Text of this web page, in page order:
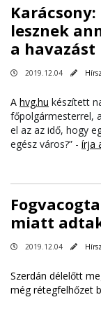
lesznek
a havazást
2019.12.04
A hvg.hu készített
főpolgármesterrel,
el az az idő, hogy
egész város?” - írja
miatt
2019.12.04
Szerdán délelőtt
még rétegfelhőzet